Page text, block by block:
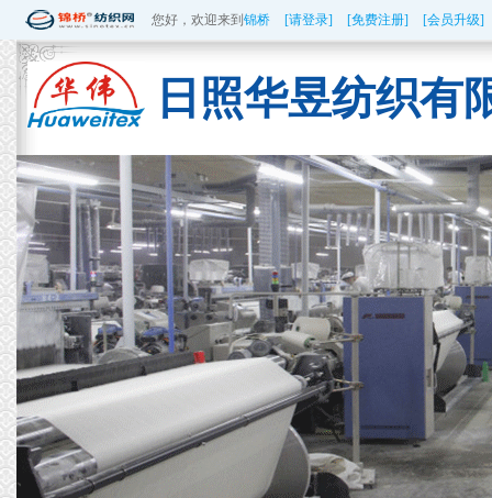
您好，欢迎来到 锦桥 [请登录] [免费注册] [会员升级]
日照华昱纺织有